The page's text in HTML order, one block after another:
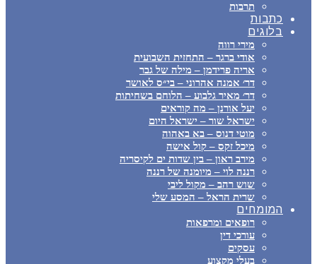
תרבות
כתבות
בלוגים
מירי רווה
אודי ברגר – התחזית השבועית
אריה פרידמן – מילה של גבר
דר׳ אמנה אהרוני – בי״ס לאושר
דר׳ מאיר גלבוע – הלוחם בשחיתות
יעל אורנן – מה קוראים
ישראל שור – ישראל היום
מוטי דנוס – בא באהוה
מיכל זקס – קול אישה
מירב ראון – בין שדות ים לקיסריה
רננה לוי – מיומנה של רננה
שוש רהב – מקול ליבי
שרית הראל – המסע שלי
המומחים
רופאים ומרפאות
עורכי דין
עסקים
בעלי מקצוע